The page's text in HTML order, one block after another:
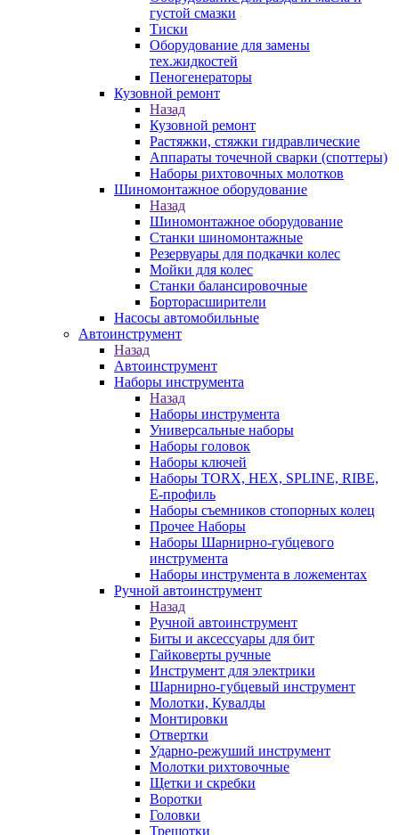
густой смазки
Тиски
Оборудование для замены
тех.жидкостей
Пеногенераторы
Кузовной ремонт
Назад
Кузовной ремонт
Растяжки, стяжки гидравлические
Аппараты точечной сварки (споттеры)
Наборы рихтовочных молотков
Шиномонтажное оборудование
Назад
Шиномонтажное оборудование
Станки шиномонтажные
Резервуары для подкачки колес
Мойки для колес
Станки балансировочные
Борторасширители
Насосы автомобильные
Автоинструмент
Назад
Автоинструмент
Наборы инструмента
Назад
Наборы инструмента
Универсальные наборы
Наборы головок
Наборы ключей
Наборы TORX, HEX, SPLINE, RIBE,
E-профиль
Наборы съемников стопорных колец
Прочее Наборы
Наборы Шарнирно-губцевого
инструмента
Наборы инструмента в ложементах
Ручной автоинструмент
Назад
Ручной автоинструмент
Биты и аксессуары для бит
Гайковерты ручные
Инструмент для электрики
Шарнирно-губцевый инструмент
Молотки, Кувалды
Монтировки
Отвертки
Ударно-режуший инструмент
Молотки рихтовочные
Щетки и скребки
Воротки
Головки
Трещотки